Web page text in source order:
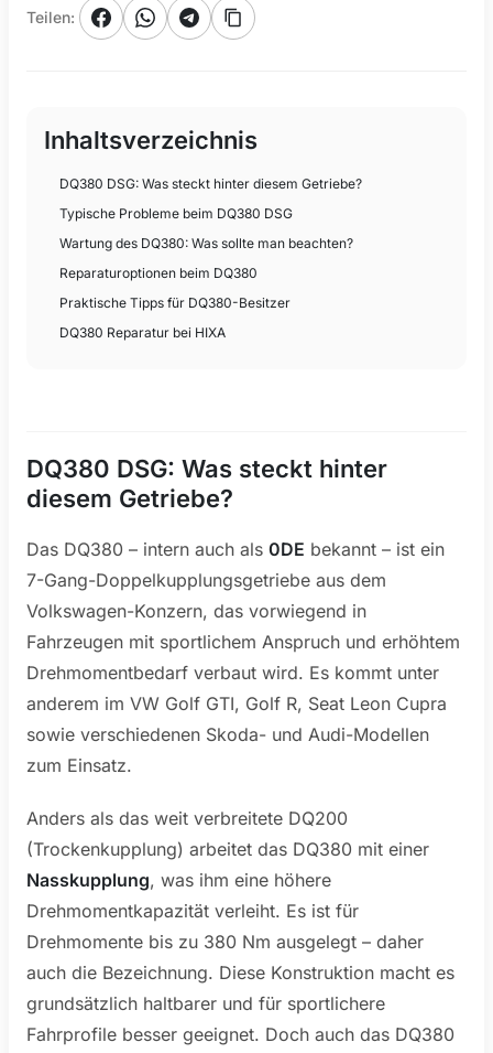
Teilen:
Inhaltsverzeichnis
DQ380 DSG: Was steckt hinter diesem Getriebe?
Typische Probleme beim DQ380 DSG
Wartung des DQ380: Was sollte man beachten?
Reparaturoptionen beim DQ380
Praktische Tipps für DQ380-Besitzer
DQ380 Reparatur bei HIXA
DQ380 DSG: Was steckt hinter
diesem Getriebe?
Das DQ380 – intern auch als 0DE bekannt – ist ein
7-Gang-Doppelkupplungsgetriebe aus dem
Volkswagen-Konzern, das vorwiegend in
Fahrzeugen mit sportlichem Anspruch und erhöhtem
Drehmomentbedarf verbaut wird. Es kommt unter
anderem im VW Golf GTI, Golf R, Seat Leon Cupra
sowie verschiedenen Skoda- und Audi-Modellen
zum Einsatz.
Anders als das weit verbreitete DQ200
(Trockenkupplung) arbeitet das DQ380 mit einer
Nasskupplung, was ihm eine höhere
Drehmomentkapazität verleiht. Es ist für
Drehmomente bis zu 380 Nm ausgelegt – daher
auch die Bezeichnung. Diese Konstruktion macht es
grundsätzlich haltbarer und für sportlichere
Fahrprofile besser geeignet. Doch auch das DQ380